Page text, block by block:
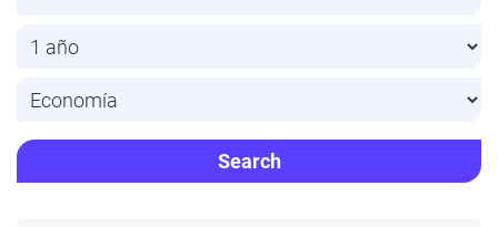
Search